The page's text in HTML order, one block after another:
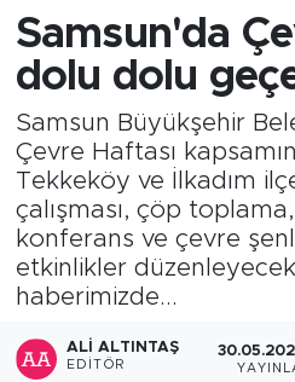
Samsun'da
dolu dolu
Samsun Büyükşehir
Çevre Haftası
Tekkeköy ve İlkadım
çalışması, çöp
konferans ve çevre
etkinlikler
haberimizde...
ALI ALTINTAŞ
EDITÖR
Son Dakika Haberleri
Haber Arşivi